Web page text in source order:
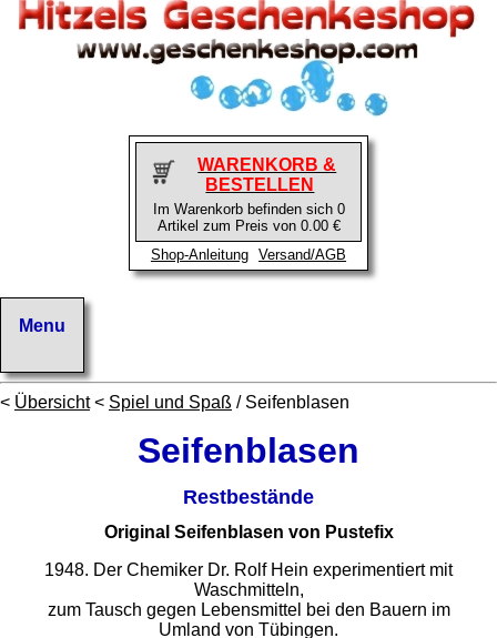
WARENKORB &
BESTELLEN
Im Warenkorb befinden sich 0
Artikel zum Preis von 0.00 €
Shop-Anleitung
Versand/AGB
< Übersicht< Spiel und Spaß / Seifenblasen
Seifenblasen
Restbestände
Original Seifenblasen von Pustefix
1948. Der Chemiker Dr. Rolf Hein experimentiert mit
Waschmitteln,
zum Tausch gegen Lebensmittel bei den Bauern im
Umland von Tübingen.